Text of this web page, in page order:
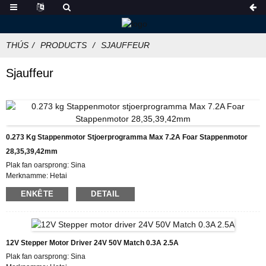
THÚS PRODUCTS SJAUFFEUR
Sjauffeur
0.273 Kg Stappenmotor Stjoerprogramma Max 7.2A Foar Stappenmotor
28,35,39,42mm
Plak fan oarsprong: Sina
Merknamme: Hetai
Sertifisearring: CE ROHS ISO
Model Oantal: HDD872
Details fan ferpakking: Karton mei binnenfoam doaze, pallet
Levertiid: 7 ~ 10 wurkdagen
Betellingsbetingsten: L/C, D/P, T/T, Western Union, MoneyGram
ENKÊTE DETAIL
12V Stepper Motor Driver 24V 50V Match 0.3A 2.5A
Plak fan oarsprong: Sina